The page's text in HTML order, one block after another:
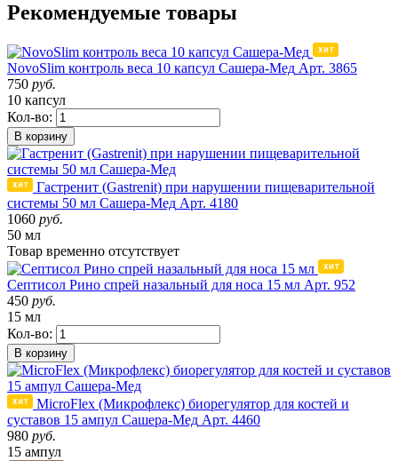
Рекомендуемые товары
NovoSlim контроль веса 10 капсул Сашера-Мед Арт. 3865
750 руб.
10 капсул
Кол-во:
В корзину
Гастренит (Gastrenit) при нарушении пищеварительной
системы 50 мл Сашера-Мед Арт. 4180
1060 руб.
50 мл
Товар временно отсутствует
Септисол Рино спрей назальный для носа 15 мл Арт. 952
450 руб.
15 мл
Кол-во:
В корзину
MicroFlex (Микрофлекс) биорегулятор для костей и
суставов 15 ампул Сашера-Мед Арт. 4460
980 руб.
15 ампул